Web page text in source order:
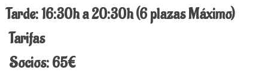
Tarde: 16:30h a 20:30h (6 plazas Máximo)
Tarifas
Socios:65€